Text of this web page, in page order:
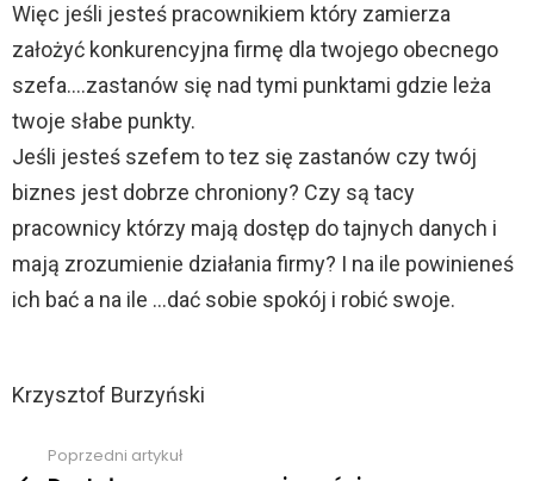
Więc jeśli jesteś pracownikiem który zamierza
założyć konkurencyjna firmę dla twojego obecnego
szefa….zastanów się nad tymi punktami gdzie leża
twoje słabe punkty.
Jeśli jesteś szefem to tez się zastanów czy twój
biznes jest dobrze chroniony? Czy są tacy
pracownicy którzy mają dostęp do tajnych danych i
mają zrozumienie działania firmy? I na ile powinieneś
ich bać a na ile …dać sobie spokój i robić swoje.
Krzysztof Burzyński
ZobaczPoprzedni artykuł